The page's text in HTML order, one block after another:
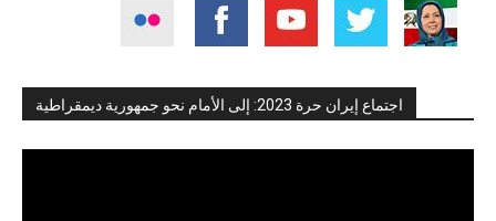
اجتماع إيران حرة 2023: إلى الأمام نحو جمهورية ديمقراطية